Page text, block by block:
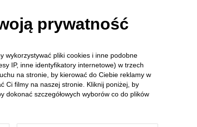
innych!
prywatność
wykorzystywać pliki cookies i inne podobne
IP, inne identyfikatory internetowe) w trzech
na stronie, by kierować do Ciebie reklamy w
Ci filmy na naszej stronie. Kliknij poniżej, by
dokonać szczegółowych wyborów co do plików